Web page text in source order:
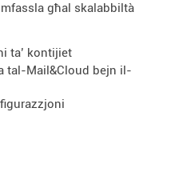
għal skalabbiltà
ta’ kontijiet
tal-Mail&Cloud bejn il-